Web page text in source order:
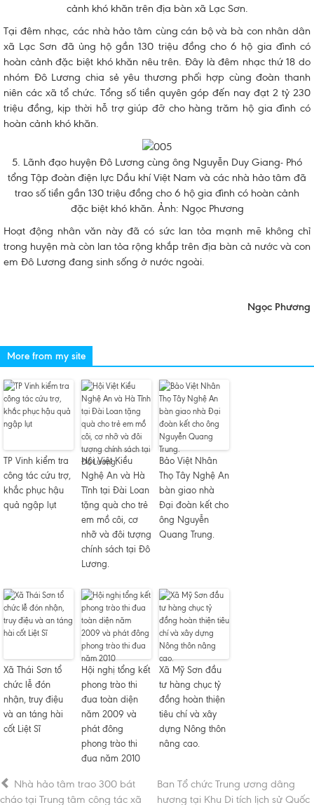
cảnh khó khăn trên địa bàn xã Lạc Sơn.
Tại đêm nhạc, các nhà hảo tâm cùng cán bộ và bà con nhân dân
xã Lạc Sơn đã ủng hộ gần 130 triệu đồng cho 6 hộ gia đình có
hoàn cảnh đặc biệt khó khăn nêu trên. Đây là đêm nhạc thứ 18 do
nhóm Đô Lương chia sẻ yêu thương phối hợp cùng đoàn thanh
niên các xã tổ chức. Tổng số tiền quyên góp đến nay đạt 2 tỷ 230
triệu đồng, kịp thời hỗ trợ giúp đỡ cho hàng trăm hộ gia đình có
hoàn cảnh khó khăn.
5. Lãnh đạo huyện Đô Lương cùng ông Nguyễn Duy Giang- Phó
tổng Tập đoàn điện lực Dầu khí Việt Nam và các nhà hảo tâm đã
trao số tiền gần 130 triệu đồng cho 6 hộ gia đình có hoàn cảnh
đặc biệt khó khăn. Ảnh: Ngọc Phương
Hoạt động nhân văn này đã có sức lan tỏa mạnh mẽ không chỉ
trong huyện mà còn lan tỏa rộng khắp trên địa bàn cả nước và con
em Đô Lương đang sinh sống ở nước ngoài.
Ngọc Phương
More from my site
TP Vinh kiểm tra
công tác cứu trợ,
khắc phục hậu
quả ngập lụt
Hội Việt Kiều
Nghệ An và Hà
Tĩnh tại Đài Loan
tặng quà cho trẻ
em mồ côi, cơ
nhỡ và đôi tượng
chính sách tại Đô
Lương.
Bảo Việt Nhân
Thọ Tây Nghệ An
bàn giao nhà
Đại đoàn kết cho
ông Nguyễn
Quang Trung.
Xã Thái Sơn tổ
chức lễ đón
nhận, truy điệu
và an táng hài
cốt Liệt Sĩ
Hội nghị tổng kết
phong trào thi
đua toàn diện
năm 2009 và
phát đông
phong trào thi
đua năm 2010
Xã Mỹ Sơn đầu
tư hàng chục tỷ
đồng hoàn thiện
tiêu chí và xây
dựng Nông thôn
nâng cao.
Nhà hảo tâm trao 300 bát
cháo tại Trung tâm công tác xã
Ban Tổ chức Trung ương dâng
hương tại Khu Di tích lịch sử Quốc